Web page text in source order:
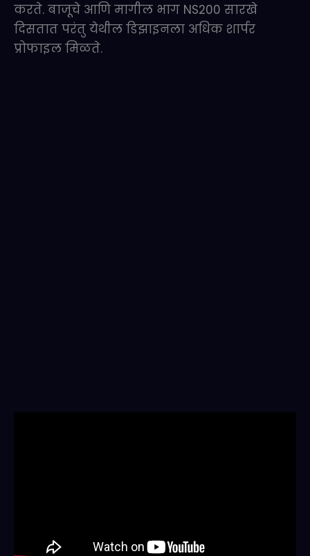
करते. बाजूचे आणि मागील भाग NS200 सारखे
दिसतात परंतु येथील डिझाइनला अधिक शार्पर
प्रोफाइल मिळते.